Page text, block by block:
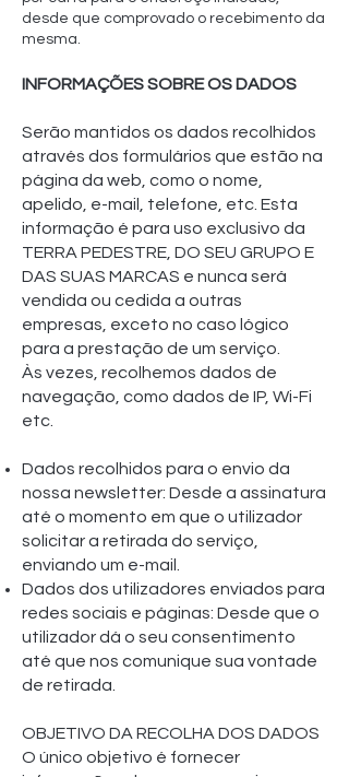
desde que comprovado o recebimento da
mesma.
INFORMAÇÕES SOBRE OS DADOS
Serão mantidos os dados recolhidos
através dos formulários que estão na
página da web, como o nome,
apelido, e-mail, telefone, etc. Esta
informação é para uso exclusivo da
TERRA PEDESTRE, DO SEU GRUPO E
DAS SUAS MARCAS e nunca será
vendida ou cedida a outras
empresas, exceto no caso lógico
para a prestação de um serviço.
Às vezes, recolhemos dados de
navegação, como dados de IP, Wi-Fi
etc.
Dados recolhidos para o envio da
nossa newsletter: Desde a assinatura
até o momento em que o utilizador
solicitar a retirada do serviço,
enviando um e-mail.
Dados dos utilizadores enviados para
redes sociais e páginas: Desde que o
utilizador dá o seu consentimento
até que nos comunique sua vontade
de retirada.
OBJETIVO DA RECOLHA DOS DADOS
O único objetivo é fornecer